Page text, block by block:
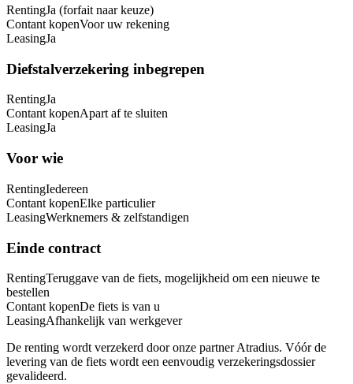
RentingJa (forfait naar keuze)
Contant kopenVoor uw rekening
LeasingJa
Diefstalverzekering inbegrepen
RentingJa
Contant kopenApart af te sluiten
LeasingJa
Voor wie
RentingIedereen
Contant kopenElke particulier
LeasingWerknemers & zelfstandigen
Einde contract
RentingTeruggave van de fiets, mogelijkheid om een nieuwe te
bestellen
Contant kopenDe fiets is van u
LeasingAfhankelijk van werkgever
De renting wordt verzekerd door onze partner Atradius. Vóór de
levering van de fiets wordt een eenvoudig verzekeringsdossier
gevalideerd.